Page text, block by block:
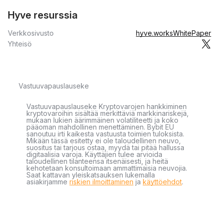
Hyve resurssia
Verkkosivusto hyve.worksWhitePaper
Yhteisö
Vastuuvapauslauseke
Vastuuvapauslauseke Kryptovarojen hankkiminen
kryptovaroihin sisältää merkittäviä markkinariskejä,
mukaan lukien äärimmäinen volatiliteetti ja koko
pääoman mahdollinen menettäminen. Bybit EU
sanoutuu irti kaikesta vastuusta toimien tuloksista.
Mikään tässä esitetty ei ole taloudellinen neuvo,
suositus tai tarjous ostaa, myydä tai pitää hallussa
digitaalisia varoja. Käyttäjien tulee arvioida
taloudellinen tilanteensa itsenäisesti, ja heitä
kehotetaan konsultoimaan ammattimaisia neuvojia.
Saat kattavan yleiskatsauksen lukemalla
asiakirjamme riskien ilmoittaminen ja käyttöehdot.